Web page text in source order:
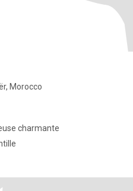
Morocco
charmante